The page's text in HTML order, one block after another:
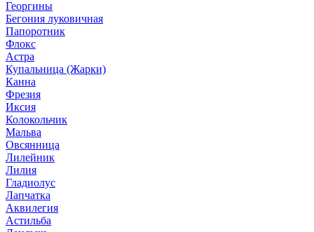
Георгины
Бегония луковичная
Папоротник
Флокс
Астра
Купальница (Жарки)
Канна
Фрезия
Иксия
Колокольчик
Мальва
Овсянница
Лилейник
Лилия
Гладиолус
Лапчатка
Аквилегия
Астильба